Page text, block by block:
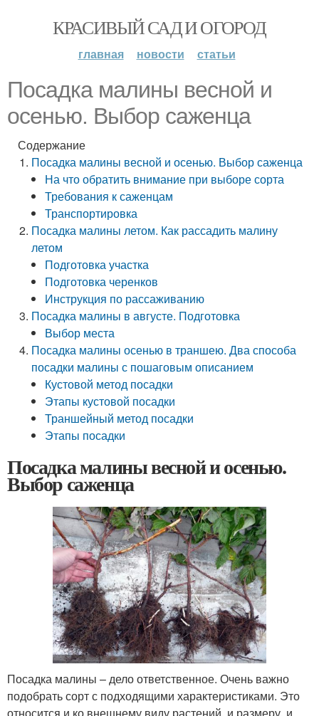
КРАСИВЫЙ САД И ОГОРОД
главная новости статьи
Посадка малины весной и
осенью. Выбор саженца
Содержание
Посадка малины весной и осенью. Выбор саженца
На что обратить внимание при выборе сорта
Требования к саженцам
Транспортировка
Посадка малины летом. Как рассадить малину
летом
Подготовка участка
Подготовка черенков
Инструкция по рассаживанию
Посадка малины в августе. Подготовка
Выбор места
Посадка малины осенью в траншею. Два способа
посадки малины с пошаговым описанием
Кустовой метод посадки
Этапы кустовой посадки
Траншейный метод посадки
Этапы посадки
Посадка малины весной и осенью.
Выбор саженца
Посадка малины – дело ответственное. Очень важно
подобрать сорт с подходящими характеристиками. Это
относится и ко внешнему виду растений, и размеру, и